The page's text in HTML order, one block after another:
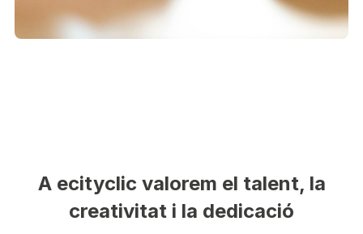
A ecityclic valorem el talent, la
creativitat i la dedicació